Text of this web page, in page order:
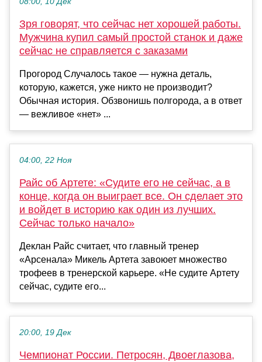
Зря говорят, что сейчас нет хорошей работы.
Мужчина купил самый простой станок и даже
сейчас не справляется с заказами
Прогород Случалось такое — нужна деталь,
которую, кажется, уже никто не производит?
Обычная история. Обзвонишь полгорода, а в ответ
— вежливое «нет» ...
04:00, 22 Ноя
Райс об Артете: «Судите его не сейчас, а в
конце, когда он выиграет все. Он сделает это
и войдет в историю как один из лучших.
Сейчас только начало»
Деклан Райс считает, что главный тренер
«Арсенала» Микель Артета завоюет множество
трофеев в тренерской карьере. «Не судите Артету
сейчас, судите его...
20:00, 19 Дек
Чемпионат России. Петросян, Двоеглазова,